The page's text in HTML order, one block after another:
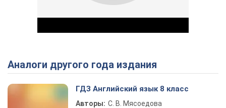
Play Video
Аналоги другого года издания
ГДЗ Английский язык 8 класс
Авторы: С. В. Мясоедова